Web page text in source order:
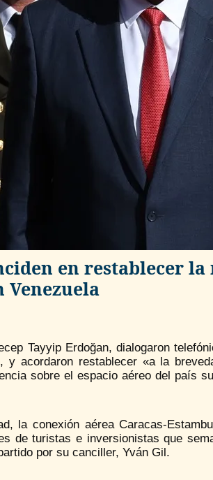
en restablecer la
Tayyip Erdoğan, dialogaron
acordaron restablecer «a la
sobre el espacio aéreo del país
la conexión aérea Caracas-
de turistas e inversionistas que
por su canciller, Yván Gil.